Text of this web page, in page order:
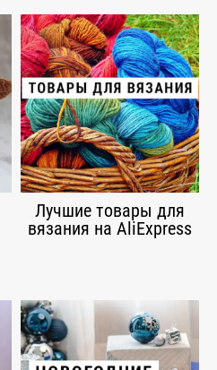
Лучшие товары для
вязания на AliExpress